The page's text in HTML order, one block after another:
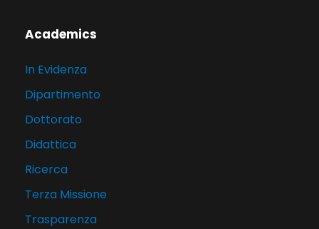
Academics
In Evidenza
Dipartimento
Dottorato
Didattica
Ricerca
Terza Missione
Trasparenza